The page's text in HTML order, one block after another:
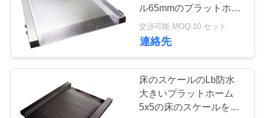
工
携帯用橋ばかり
45
ル65mmのプラットホー
ムの高さ
交渉可能 MOQ:10 セット
連絡先
床のスケールのLb防水
大きいプラットホーム
5x5の床のスケールを通